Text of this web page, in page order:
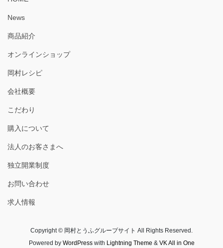
News
商品紹介
オンラインショップ
岡村レシピ
会社概要
こだわり
購入について
法人のお客さまへ
独立開業制度
お問い合わせ
求人情報
Copyright © 岡村とうふグループサイト All Rights Reserved.
Powered by WordPresswith Lightning Theme & VK All in One